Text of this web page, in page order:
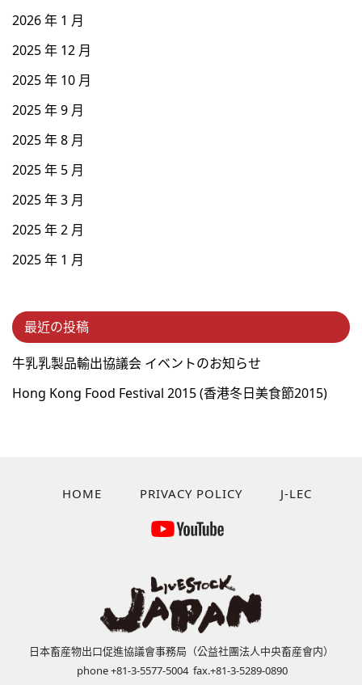
2026 年 1 月
2025 年 12 月
2025 年 10 月
2025 年 9 月
2025 年 8 月
2025 年 5 月
2025 年 3 月
2025 年 2 月
2025 年 1 月
最近の投稿
牛乳乳製品輸出協議会 イベントのお知らせ
Hong Kong Food Festival 2015 (⾹港冬⽇美⾷節2015)
HOME PRIVACY POLICY J-LEC
日本畜産物出口促進協議會事務局（公益社團法人中央畜産會内）
phone +81-3-5577-5004 fax.+81-3-5289-0890